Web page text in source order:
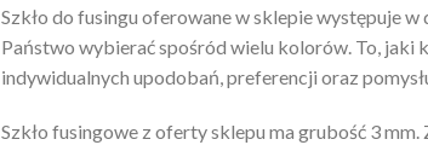
Szkło do fusingu oferowane w sklepie występuje
Państwo wybierać spośród wielu kolorów. To, jaki
indywidualnych upodobań, preferencji oraz
Szkło fusingowe z oferty sklepu ma grubość 3